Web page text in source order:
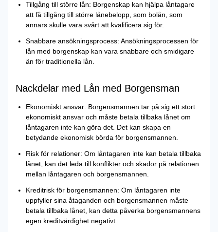
Tillgång till större lån: Borgenskap kan hjälpa låntagare
att få tillgång till större lånebelopp, som bolån, som
annars skulle vara svårt att kvalificera sig för.
Snabbare ansökningsprocess: Ansökningsprocessen för
lån med borgenskap kan vara snabbare och smidigare
än för traditionella lån.
Nackdelar med Lån med Borgensman
Ekonomiskt ansvar: Borgensmannen tar på sig ett stort
ekonomiskt ansvar och måste betala tillbaka lånet om
låntagaren inte kan göra det. Det kan skapa en
betydande ekonomisk börda för borgensmannen.
Risk för relationer: Om låntagaren inte kan betala tillbaka
lånet, kan det leda till konflikter och skador på relationen
mellan låntagaren och borgensmannen.
Kreditrisk för borgensmannen: Om låntagaren inte
uppfyller sina åtaganden och borgensmannen måste
betala tillbaka lånet, kan detta påverka borgensmannens
egen kreditvärdighet negativt.